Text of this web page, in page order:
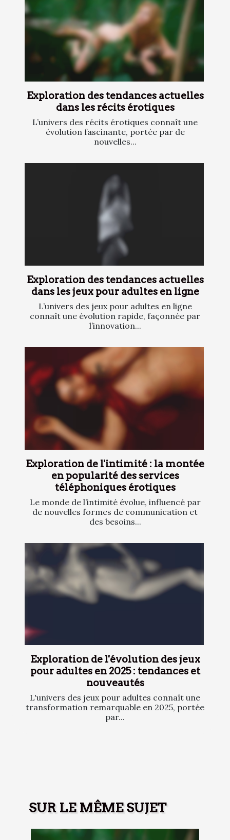
Exploration des tendances actuelles
dans les récits érotiques
L’univers des récits érotiques connaît une
évolution fascinante, portée par de
nouvelles...
Exploration des tendances actuelles
dans les jeux pour adultes en ligne
L’univers des jeux pour adultes en ligne
connaît une évolution rapide, façonnée par
l’innovation...
Exploration de l'intimité : la montée
en popularité des services
téléphoniques érotiques
Le monde de l’intimité évolue, influencé par
de nouvelles formes de communication et
des besoins...
Exploration de l'évolution des jeux
pour adultes en 2025 : tendances et
nouveautés
L'univers des jeux pour adultes connaît une
transformation remarquable en 2025, portée
par...
SUR LE MÊME SUJET